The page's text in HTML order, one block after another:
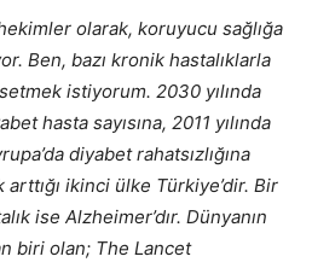
olarak, koruyucu sağlığa
Ben, bazı kronik hastalıklarla
istiyorum. 2030 yılında
hasta sayısına, 2011 yılında
diyabet rahatsızlığına
arttığı ikinci ülke Türkiye’dir. Bir
ise Alzheimer’dır. Dünyanın
biri olan; The Lancet